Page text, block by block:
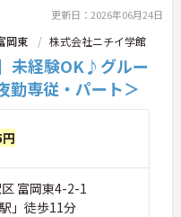
月給＋1万円
アアップす
ベーションで
ではの手厚
載♪産休・育
ジが変わっ
整っていま
更新日：2026年06月24日
岡東 株式会社ニチイ学館
未経験OK♪グルー
勤専従・パート＞
富岡東4-2-1
」徒歩11分